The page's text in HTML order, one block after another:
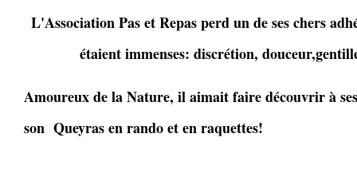
L'Association Pas et Repas perd un de ses chers
étaient immenses: discrétion,
Amoureux de la Nature, il aimait faire découvrir à
son Queyras en rando et en raquettes!